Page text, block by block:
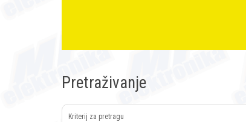
Pretraživanje
Kriterij za pretragu